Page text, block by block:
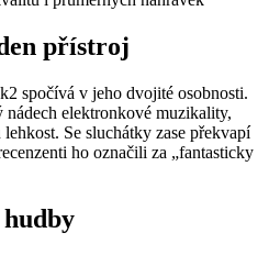
přístroj
spočívá v jeho dvojité osobnosti.
elektronkové muzikality,
Se sluchátky zase překvapí
ho označili za „fantasticky
hudby